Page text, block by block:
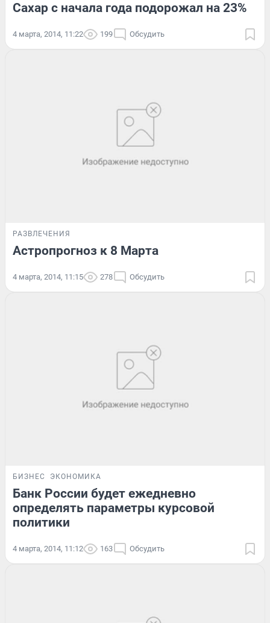
Сахар с начала года подорожал на 23%
4 марта, 2014, 11:22 199 Обсудить
РАЗВЛЕЧЕНИЯ
Астропрогноз к 8 Марта
4 марта, 2014, 11:15 278 Обсудить
БИЗНЕС ЭКОНОМИКА
Банк России будет ежедневно
определять параметры курсовой
политики
4 марта, 2014, 11:12 163 Обсудить